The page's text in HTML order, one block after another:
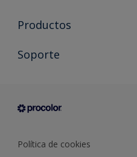
Productos
Todos los productos
Condiciones generales de venta
Soporte
Sobre Procolor
Política de cookies